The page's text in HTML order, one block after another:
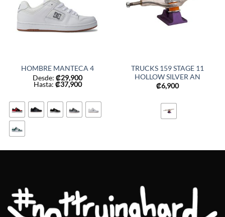
HOMBRE MANTECA 4
Desde: ₡29,900
Hasta: ₡37,900
TRUCKS 159 STAGE 11
HOLLOW SILVER AN
₡6,900